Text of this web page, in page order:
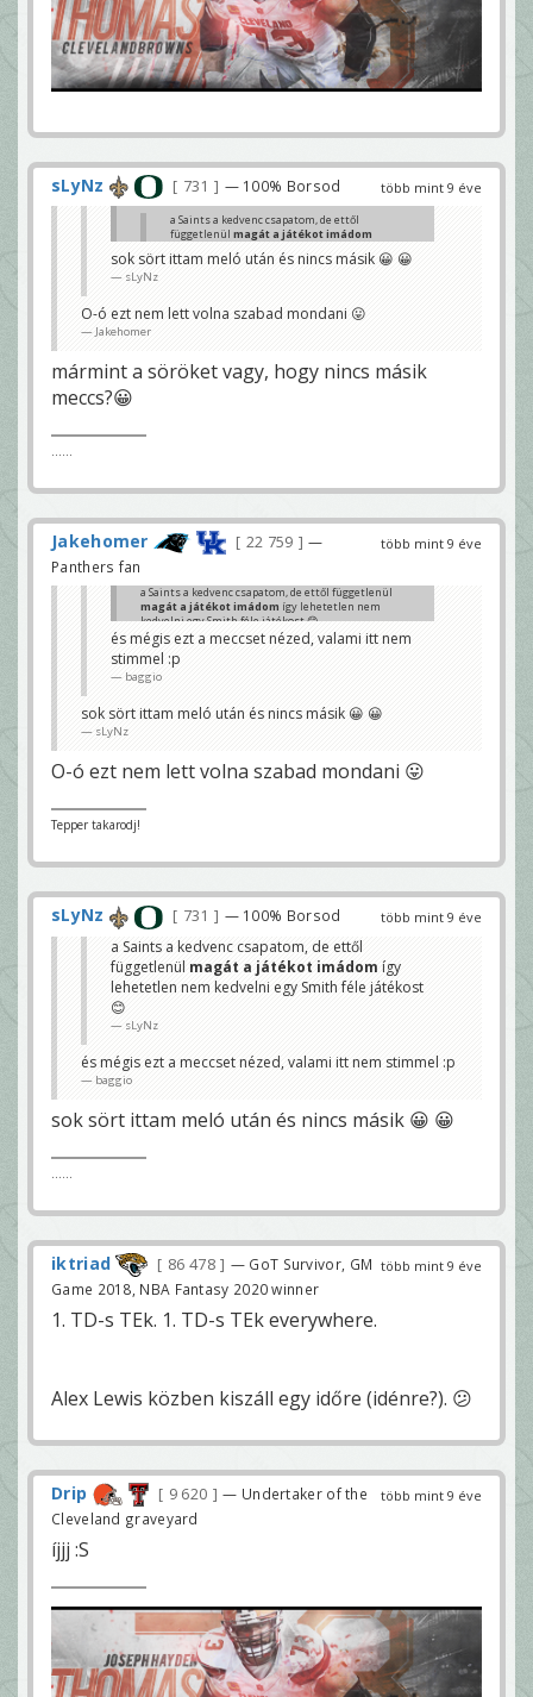
több mint 9 éve
sLyNz 731 — 100% Borsod
a Saints a kedvenc csapatom, de ettől
függetlenül magát a játékot imádom
féle játékost 😊
és mégis ezt a meccset nézed, valami itt nem
stimmel :p
sok sört ittam meló után és nincs másik 😀 😀
sLyNz
O-ó ezt nem lett volna szabad mondani 😛
Jakehomer
mármint a söröket vagy, hogy nincs másik
meccs?😀
......
több mint 9 éve
Jakehomer 22 759
—
Panthers fan
a Saints a kedvenc csapatom, de ettől függetlenül
magát a játékot imádom így lehetetlen nem
kedvelni egy Smith féle játékost 😊
sLyNz
és mégis ezt a meccset nézed, valami itt nem
stimmel :p
baggio
sok sört ittam meló után és nincs másik 😀 😀
sLyNz
O-ó ezt nem lett volna szabad mondani 😛
Tepper takarodj!
több mint 9 éve
sLyNz 731 — 100% Borsod
a Saints a kedvenc csapatom, de ettől
függetlenül magát a játékot imádom így
lehetetlen nem kedvelni egy Smith féle játékost
😊
sLyNz
és mégis ezt a meccset nézed, valami itt nem stimmel :p
baggio
sok sört ittam meló után és nincs másik 😀 😀
több mint 9 éve
iktriad 86 478
— GoT Survivor, GM
Game 2018, NBA Fantasy 2020 winner
1. TD-s TEk. 1. TD-s TEk everywhere.
Alex Lewis közben kiszáll egy időre (idénre?). 😕
több mint 9 éve
Drip 9 620
— Undertaker of the
Cleveland graveyard
íjjj :S